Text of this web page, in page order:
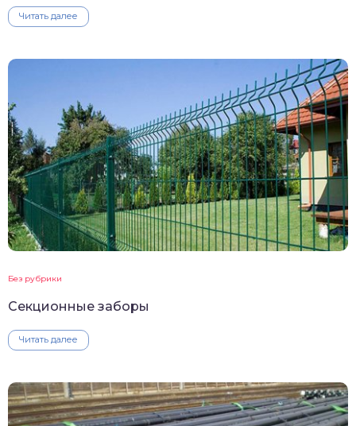
Читать далее
Без рубрики
Секционные заборы
Читать далее